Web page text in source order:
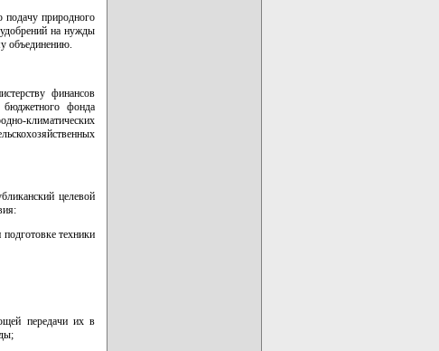
подачу природного
на нужды
объединению.
финансов
бюджетного фонда
климатических
целевой
техники
передачи их в